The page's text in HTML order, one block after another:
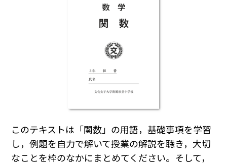
このテキストは「関数」の用語，基礎事項を学習
し，例題を自力で解いて授業の解説を聴き，大切
なことを枠のなかにまとめてください。そして，